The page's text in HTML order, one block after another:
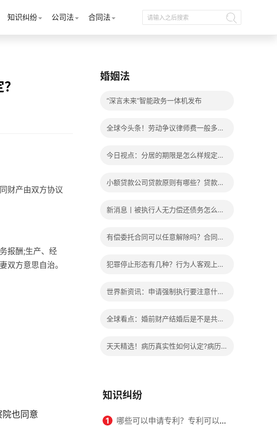
知识纠纷 公司法 合同法
财产由双方协议
报酬;生产、经
双方意思自治。
院也同意
婚姻法
“深言未来”智能政务一体机发布
全球今头条！劳动争议律师费一般多少
今日视点：分居的期限是怎么样规定
小额贷款公司贷款原则有哪些？贷款不
新消息丨被执行人无力偿还债务怎么
有偿委托合同可以任意解除吗？合同无
犯罪停止形态有几种？行为人客观上实
世界新资讯：申请强制执行要注意什么
全球看点：婚前财产结婚后是不是共同
天天精选！病历真实性如何认定?病历
知识纠纷
1 哪些可以申请专利？专利可以同